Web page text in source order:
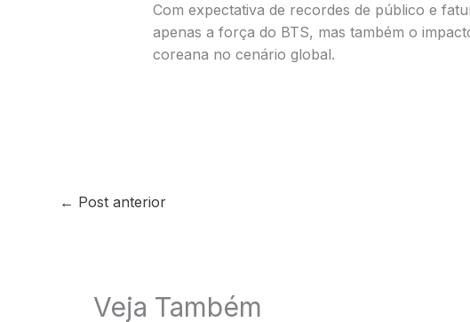
Com expectativa de recordes de público e
apenas a força do BTS, mas também o
coreana no cenário global.
← Post anterior
Veja Também